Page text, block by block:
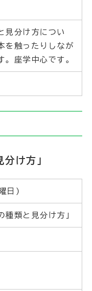
見分け方につい
を触ったりしなが
。座学中心です。
け方」
日)
種類と見分け方」